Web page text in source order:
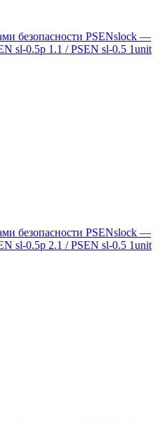
безопасности PSENslock —
sl-0.5p 1.1 / PSEN sl-0.5 1unit
безопасности PSENslock —
sl-0.5p 2.1 / PSEN sl-0.5 1unit